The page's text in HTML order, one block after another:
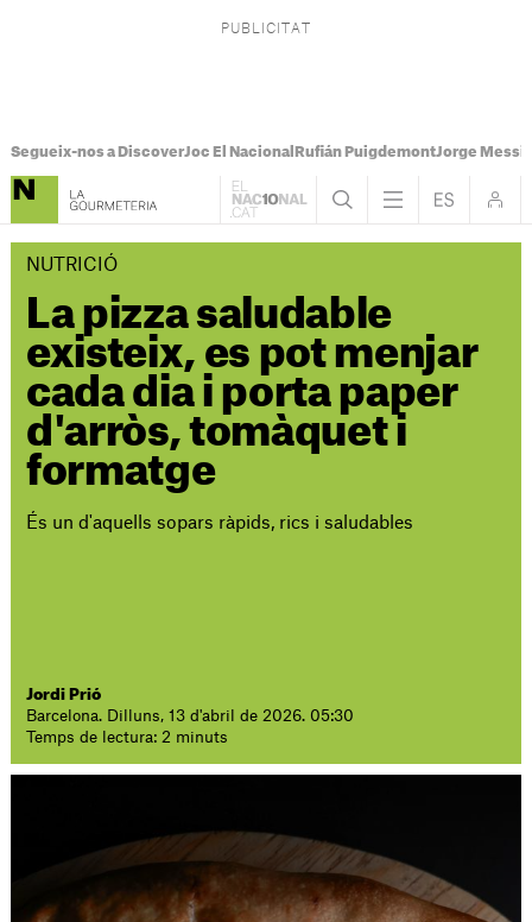
Segueix-nos a DiscoverJoc El Nacional Rufián PuigdemontJorge Messi
NUTRICIÓ
La pizza saludable
existeix, es pot menjar
cada dia i porta paper
d'arròs, tomàquet i
formatge
És un d'aquells sopars ràpids, rics i saludables
Jordi Prió
Barcelona. Dilluns, 13 d'abril de 2026. 05:30
Temps de lectura: 2 minuts